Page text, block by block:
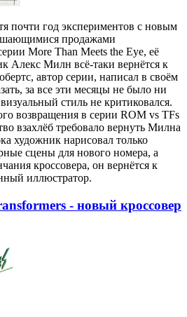
почти год экспериментов с новым
продажами
More Than Meets the Eye, её
Алекс Милн всё-таки вернётся к
автор серии, написал в своём
за все эти месяцы не было ни
стиль не критиковался.
возвращения в серии ROM vs TFs
взахлёб требовало вернуть Милна
художник нарисовал только
сцены для нового номера, а
кроссовера, он вернётся к
иллюстратор.
- новый кроссовер